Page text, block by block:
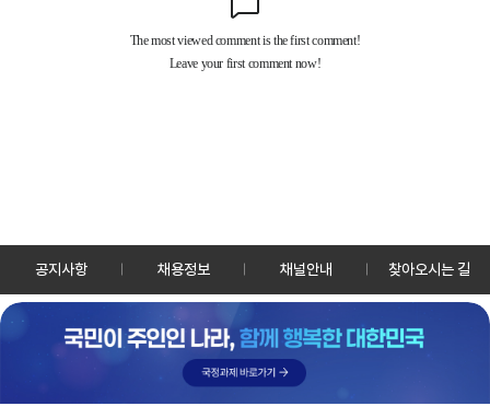
공지사항 채용정보 채널안내 찾아오시는 길
30128 세종특별자치시 정부2청사로 13 한국정책방송원 KTV
TEL: 044-204-8000
Copyrightⓒ KTV 국민방송 All Rights Reserved.